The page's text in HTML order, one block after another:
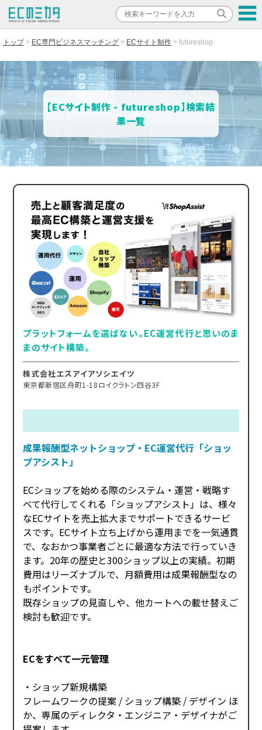
トップ EC専門ビジネスマッチング ECサイト制作 futureshop
【ECサイト制作 - futureshop】検索結
果一覧
プラットフォームを選ばない。EC運営代行と思いのま
まのサイト構築。
株式会社エスアイアソシエイツ
東京都新宿区舟町1-18ロイクラトン四谷3F
成果報酬型ネットショップ・EC運営代行「ショッ
プアシスト」
ECショップを始める際のシステム・運営・戦略す
べて代行してくれる「ショップアシスト」は、様々
なECサイトを売上拡大までサポートできるサービ
スです。ECサイト立ち上げから運用までを一気通貫
で、なおかつ事業者ごとに最適な方法で行っていき
ます。20年の歴史と300ショップ以上の実績。初期
費用はリーズナブルで、月額費用は成果報酬型なの
もポイントです。
既存ショップの見直しや、他カートへの載せ替えご
検討も歓迎です。
ECをすべて一元管理
・ショップ新規構築
フレームワークの提案 / ショップ構築 / デザイン ほ
か、専属のディレクタ・エンジニア・デザイナがご